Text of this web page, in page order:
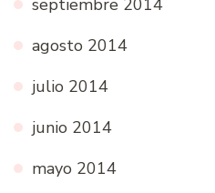
septiembre 2014
agosto 2014
julio 2014
junio 2014
mayo 2014